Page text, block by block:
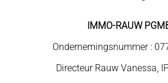
IMMO-RAUW
Ondernemingsnummer :
Directeur Rauw Vanessa,